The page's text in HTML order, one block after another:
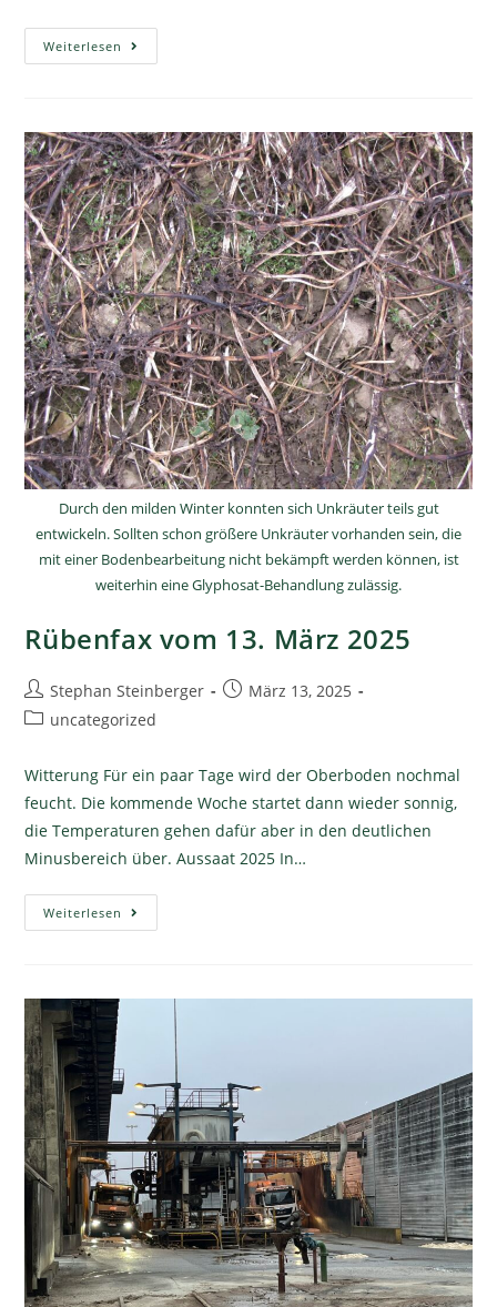
Weiterlesen
Durch den milden Winter konnten sich Unkräuter teils gut
entwickeln. Sollten schon größere Unkräuter vorhanden sein, die
mit einer Bodenbearbeitung nicht bekämpft werden können, ist
weiterhin eine Glyphosat-Behandlung zulässig.
Rübenfax vom 13. März 2025
Stephan Steinberger
März 13, 2025
uncategorized
Witterung Für ein paar Tage wird der Oberboden nochmal
feucht. Die kommende Woche startet dann wieder sonnig,
die Temperaturen gehen dafür aber in den deutlichen
Minusbereich über. Aussaat 2025 In…
Weiterlesen